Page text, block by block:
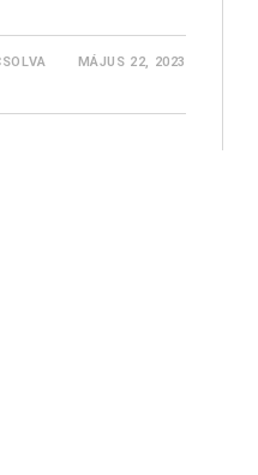
MÁJUS 22, 2023